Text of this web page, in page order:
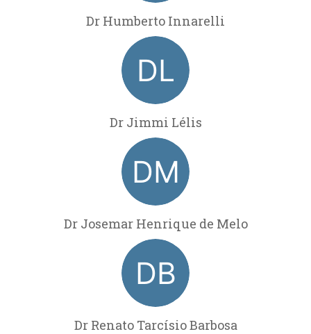
Dr Humberto Innarelli
Dr Jimmi Lélis
Dr Josemar Henrique de Melo
Dr Renato Tarcísio Barbosa